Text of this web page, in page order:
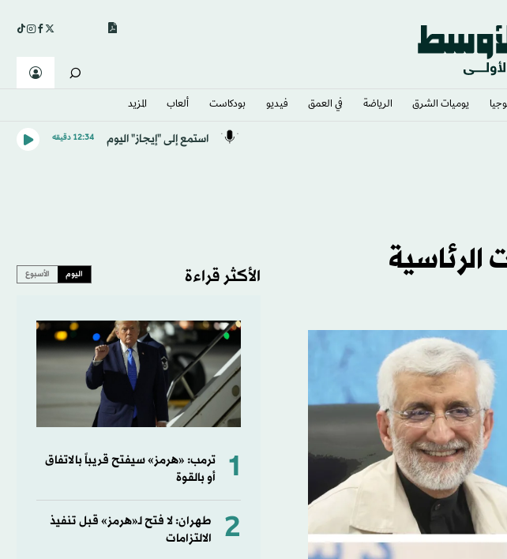
يوميات الشرق​ الرياضة في العمق فيديو بودكاست ألعاب المزيد
استمع إلى "إيجاز" اليوم 12:34 دقيقه
الأكثر قراءة اليوم الأسبوع
1
ترمب: «هرمز» سيفتح قريباً بالاتفاق
أو بالقوة
2
طهران: لا فتح لـ«هرمز» قبل تنفيذ
الالتزامات